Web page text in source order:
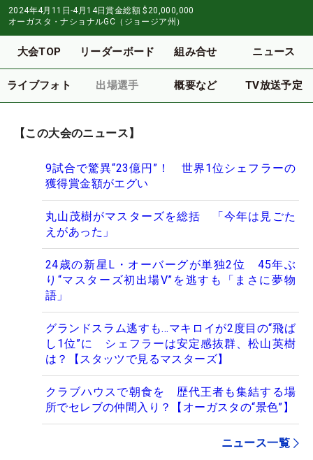
2024年4月11日-4月14日賞金総額 $20,000,000
オーガスタ・ナショナルGC（ジョージア州）
大会TOP リーダーボード 組み合せ ニュース
ライブフォト 出場選手 概要など TV放送予定
【この大会のニュース】
9試合で驚異“23億円”！ 世界1位シェフラーの
獲得賞金額がエグい
丸山茂樹がマスターズを総括 「今年は見ごた
えがあった」
24歳の新星L・オーバーグが単独2位 45年ぶ
り“マスターズ初出場V”を逃すも「まさに夢物
語」
グランドスラム逃すも…マキロイが2度目の“飛ば
し1位”に シェフラーは安定感抜群、松山英樹
は？【スタッツで見るマスターズ】
クラブハウスで朝食を 歴代王者も集結する場
所でセレブの仲間入り？【オーガスタの“景色”】
ニュース一覧